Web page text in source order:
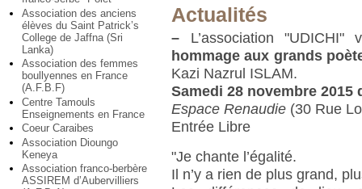
Association des anciens
élèves du Saint Patrick’s
College de Jaffna (Sri
Lanka)
Association des femmes
boullyennes en France
(A.F.B.F)
Centre Tamouls
Enseignements en France
Coeur Caraibes
Association Dioungo
Keneya
Association franco-berbère
ASSIREM d’Aubervilliers
Actualités
– L’association
hommage aux grands
Kazi Nazrul ISLAM.
Samedi 28 novembre 2015
Espace Renaudie (30 Rue
Entrée Libre
"Je chante l’égalité.
Il n’y a rien de plus grand,